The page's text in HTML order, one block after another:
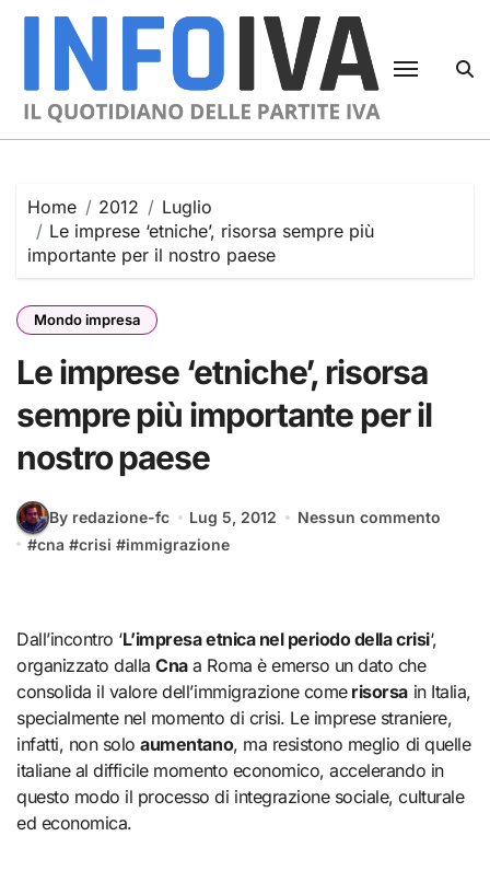
Skip
Home 2012
Luglio
Le imprese ‘etniche’, risorsa sempre più
importante per il nostro paese
Mondo impresa
Le imprese ‘etniche’, risorsa
sempre più importante per il
nostro paese
By redazione-fc Lug 5, 2012
Nessun commento
#cna #crisi #immigrazione
Dall’incontro ‘L’impresa etnica nel periodo della crisi‘,
organizzato dallaCnaa Roma è emerso un dato che
consolida il valore dell’immigrazione comerisorsa in Italia,
specialmente nel momento di crisi. Le imprese straniere,
infatti, non soloaumentano, ma resistono meglio di quelle
italiane al difficile momento economico, accelerando in
questo modo il processo di integrazione sociale, culturale
ed economica.